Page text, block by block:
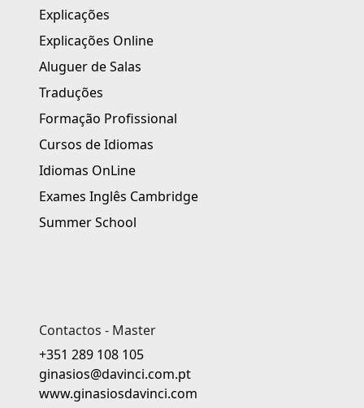
Explicações
Explicações Online
Aluguer de Salas
Traduções
Formação Profissional
Cursos de Idiomas
Idiomas OnLine
Exames Inglês Cambridge
Summer School
Contactos - Master
+351 289 108 105
ginasios@davinci.com.pt
www.ginasiosdavinci.com